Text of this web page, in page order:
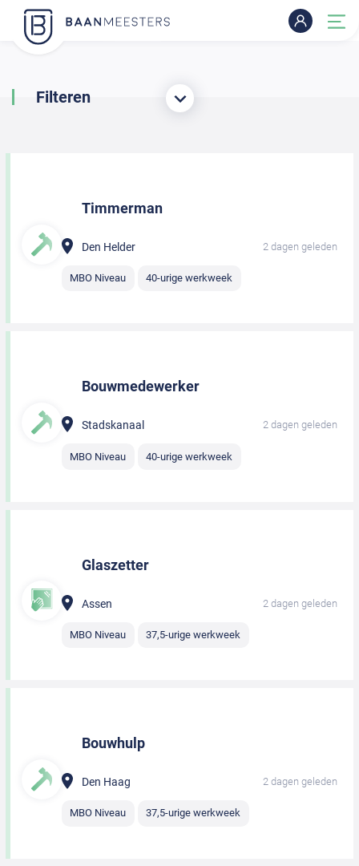
Filteren
Timmerman
Den Helder 2 dagen geleden
MBO Niveau 40-urige werkweek
Bouwmedewerker
Stadskanaal 2 dagen geleden
MBO Niveau 40-urige werkweek
Glaszetter
Assen 2 dagen geleden
MBO Niveau 37,5-urige werkweek
Bouwhulp
Den Haag 2 dagen geleden
MBO Niveau 37,5-urige werkweek